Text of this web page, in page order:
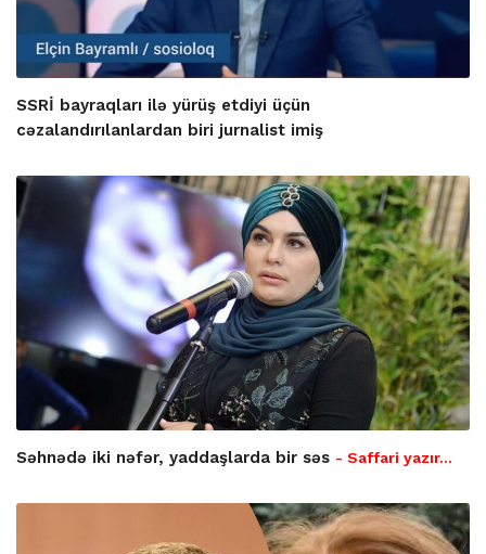
SSRİ bayraqları ilə yürüş etdiyi üçün
cəzalandırılanlardan biri jurnalist imiş
Səhnədə iki nəfər, yaddaşlarda bir səs - Saffari yazır…